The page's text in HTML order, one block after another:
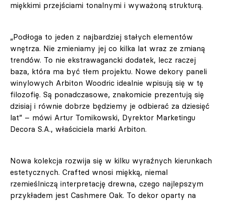
miękkimi przejściami tonalnymi i wyważoną strukturą.
„Podłoga to jeden z najbardziej stałych elementów
wnętrza. Nie zmieniamy jej co kilka lat wraz ze zmianą
trendów. To nie ekstrawagancki dodatek, lecz raczej
baza, która ma być tłem projektu. Nowe dekory paneli
winylowych Arbiton Woodric idealnie wpisują się w tę
filozofię. Są ponadczasowe, znakomicie prezentują się
dzisiaj i równie dobrze będziemy je odbierać za dziesięć
lat” – mówi Artur Tomikowski, Dyrektor Marketingu
Decora S.A., właściciela marki Arbiton.
Nowa kolekcja rozwija się w kilku wyraźnych kierunkach
estetycznych. Crafted wnosi miękką, niemal
rzemieślniczą interpretację drewna, czego najlepszym
przykładem jest Cashmere Oak. To dekor oparty na